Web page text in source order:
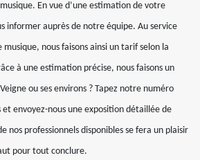
En vue d’une estimation de votre
informer auprès de notre équipe. Au service
nous faisons ainsi un tarif selon la
à une estimation précise, nous faisons un
ou ses environs ? Tapez notre numéro
envoyez-nous une exposition détaillée de
nos professionnels disponibles se fera un plaisir
pour tout conclure.